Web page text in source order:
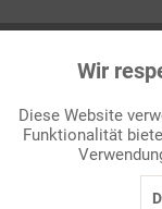
Gesetzliche
Immer mehr
auch die Zahl
Funktionale
Marketing
Wir
Diese Website
Funktionalität